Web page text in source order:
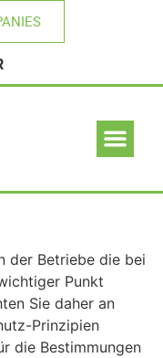
der Betriebe die bei
Punkt
Sie daher an
Prinzipien
die Bestimmungen